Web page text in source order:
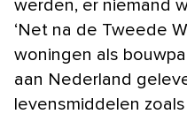
werden, er niemand
‘Net na de Tweede
woningen als
aan Nederland
levensmiddelen